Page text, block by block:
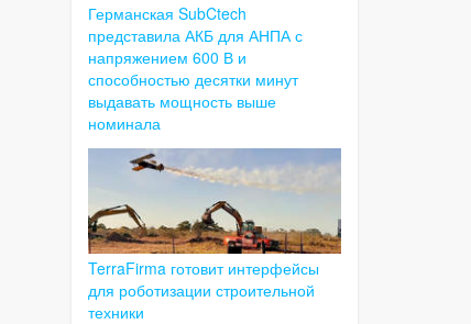
Германская SubCtech
представила АКБ для АНПА с
напряжением 600 В и
способностью десятки минут
выдавать мощность выше
номинала
TerraFirma готовит интерфейсы
для роботизации строительной
техники